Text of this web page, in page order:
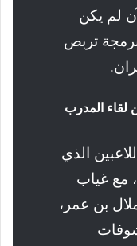
لم يكن
تربص
لقاء المدرب
الذي
مع غياب
بن عمر،